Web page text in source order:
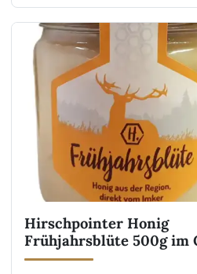
Hirschpointer Honig
Frühjahrsblüte 500g im